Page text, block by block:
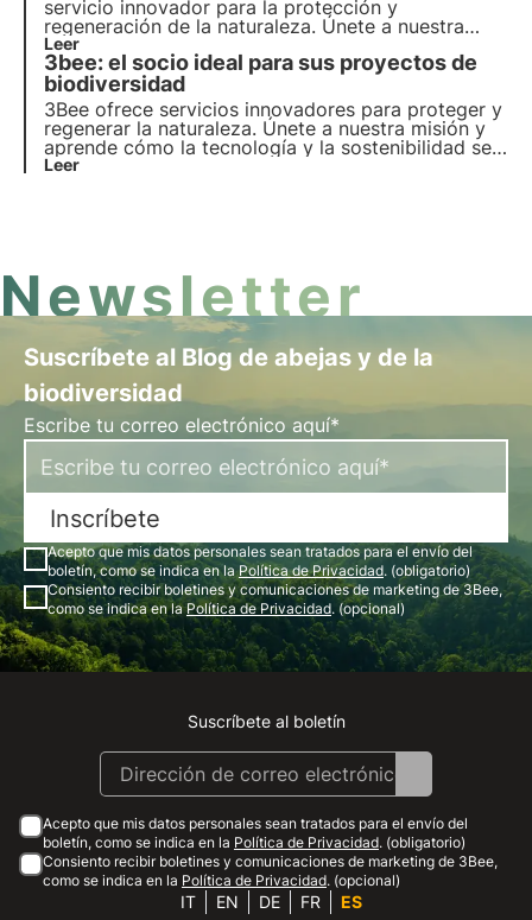
servicio innovador para la protección y
regeneración de la naturaleza. Únete a nuestra
misión y descubre cómo la tecnología y el
desarrollo sostenible se entrecruzan para crear un
futuro más verde para las empresas y el planeta.
Leer
3bee: el socio ideal para sus proyectos de
biodiversidad
3Bee ofrece servicios innovadores para proteger y
regenerar la naturaleza. Únete a nuestra misión y
aprende cómo la tecnología y la sostenibilidad se
unen para crear un futuro más verde para las
Leer
Newsletter
Suscríbete al Blog de abejas y de la
biodiversidad
Escribe tu correo electrónico aquí*
Inscríbete
Acepto que mis datos personales sean tratados para el envío del
boletín, como se indica en laPolítica de Privacidad. (obligatorio)
Consiento recibir boletines y comunicaciones de marketing de 3Bee,
como se indica en laPolítica de Privacidad. (opcional)
Instagram
Facebook
Linkedin
Youtube
Suscríbete al boletín
Acepto que mis datos personales sean tratados para el envío del
boletín, como se indica en la Política de Privacidad. (obligatorio)
Consiento recibir boletines y comunicaciones de marketing de 3Bee,
como se indica en la Política de Privacidad. (opcional)
IT EN DE FR ES